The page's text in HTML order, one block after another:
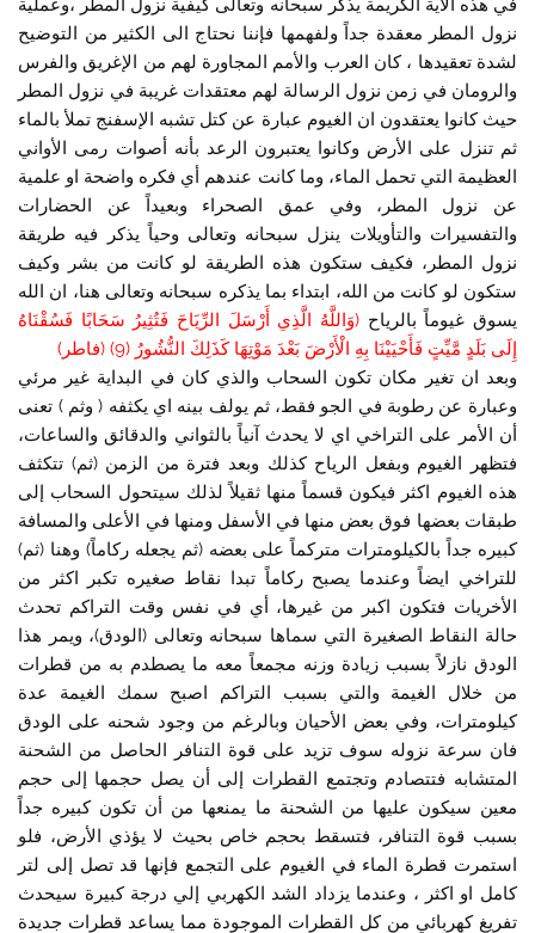
في هذه الآية الكريمة يذكر سبحانه وتعالى كيفية نزول المطر ،وعملية
نزول المطر معقدة جداً ولفهمها فإننا نحتاج الى الكثير من التوضيح
لشدة تعقيدها ، كان العرب والأمم المجاورة لهم من الإغريق والفرس
والرومان في زمن نزول الرسالة لهم معتقدات غريبة في نزول المطر
حيث كانوا يعتقدون ان الغيوم عبارة عن كتل تشبه الإسفنج تملأ بالماء
ثم تنزل على الأرض وكانوا يعتبرون الرعد بأنه أصوات رمى الأواني
العظيمة التي تحمل الماء، وما كانت عندهم أي فكره واضحة او علمية
عن نزول المطر، وفي عمق الصحراء وبعيداً عن الحضارات
والتفسيرات والتأويلات ينزل سبحانه وتعالى وحياً يذكر فيه طريقة
نزول المطر، فكيف ستكون هذه الطريقة لو كانت من بشر وكيف
ستكون لو كانت من الله، ابتداء بما يذكره سبحانه وتعالى هنا، ان الله
يسوق غيوماً بالرياح(وَاللَّهُ الَّذِي أَرْسَلَ الرِّيَاحَ فَتُثِيرُ سَحَابًا فَسُقْنَاهُ
إِلَى بَلَدٍ مَّيِّتٍ فَأَحْيَيْنَا بِهِ الْأَرْضَ بَعْدَ مَوْتِهَا كَذَلِكَ النُّشُورُ (9) (فاطر)
وبعد ان تغير مكان تكون السحاب والذي كان في البداية غير مرئي
وعبارة عن رطوبة في الجو فقط، ثم يولف بينه اي يكثفه ( وثم ) تعنى
أن الأمر على التراخي اي لا يحدث آنياً بالثواني والدقائق والساعات،
فتظهر الغيوم وبفعل الرياح كذلك وبعد فترة من الزمن (ثم) تتكثف
هذه الغيوم اكثر فيكون قسماً منها ثقيلاً لذلك سيتحول السحاب إلى
طبقات بعضها فوق بعض منها في الأسفل ومنها في الأعلى والمسافة
كبيره جداً بالكيلومترات متركماً على بعضه (ثم يجعله ركاماً) وهنا (ثم)
للتراخي ايضاً وعندما يصبح ركاماً تبدا نقاط صغيره تكبر اكثر من
الأخريات فتكون اكبر من غيرها، أي في نفس وقت التراكم تحدث
حالة النقاط الصغيرة التي سماها سبحانه وتعالى (الودق)، ويمر هذا
الودق نازلاً بسبب زيادة وزنه مجمعاً معه ما يصطدم به من قطرات
من خلال الغيمة والتي بسبب التراكم اصبح سمك الغيمة عدة
كيلومترات، وفي بعض الأحيان وبالرغم من وجود شحنه على الودق
فان سرعة نزوله سوف تزيد على قوة التنافر الحاصل من الشحنة
المتشابه فتتصادم وتجتمع القطرات إلى أن يصل حجمها إلى حجم
معين سيكون عليها من الشحنة ما يمنعها من أن تكون كبيره جداً
بسبب قوة التنافر، فتسقط بحجم خاص بحيث لا يؤذي الأرض، فلو
استمرت قطرة الماء في الغيوم على التجمع فإنها قد تصل إلى لتر
كامل او اكثر ، وعندما يزداد الشد الكهربي إلي درجة كبيرة سيحدث
تفريغ كهربائي من كل القطرات الموجودة مما يساعد قطرات جديدة